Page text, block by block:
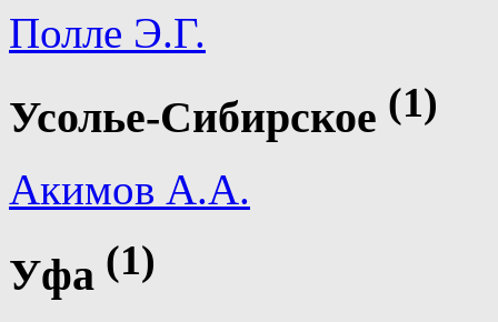
Полле Э.Г.
Усолье-Сибирское (1)
Акимов А.А.
Уфа (1)